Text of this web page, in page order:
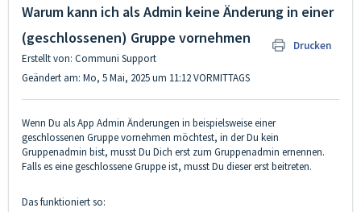
Warum kann ich als Admin keine Änderung in einer
(geschlossenen) Gruppe vornehmen
Drucken
Erstellt von: Communi Support
Geändert am: Mo, 5 Mai, 2025 um 11:12 VORMITTAGS
Wenn Du als App Admin Änderungen in beispielsweise einer
geschlossenen Gruppe vornehmen möchtest, in der Du kein
Gruppenadmin bist, musst Du Dich erst zum Gruppenadmin ernennen.
Falls es eine geschlossene Gruppe ist, musst Du dieser erst beitreten.
Das funktioniert so: